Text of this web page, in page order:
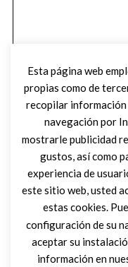
Esta página web
propias como de
recopilar
navegación por
mostrarle publicidad
gustos, así como
experiencia de
este sitio web, usted
estas cookies.
configuración de su
aceptar su
información en